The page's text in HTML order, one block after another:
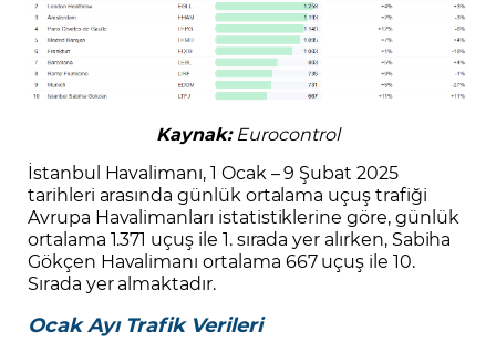
Kaynak:Eurocontrol
İstanbul Havalimanı, 1 Ocak – 9 Şubat 2025
tarihleri arasında günlük ortalama uçuş trafiği
Avrupa Havalimanları istatistiklerine göre, günlük
ortalama 1.371 uçuş ile 1. sırada yer alırken, Sabiha
Gökçen Havalimanı ortalama 667 uçuş ile 10.
Sırada yer almaktadır.
Ocak Ayı Trafik Verileri